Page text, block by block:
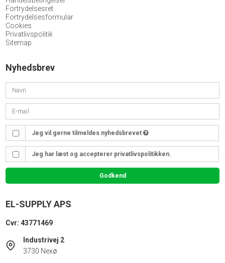
Fortrydelsesret
Fortrydelsesformular
Cookies
Privatlivspolitik
Sitemap
Nyhedsbrev
Jeg vil gerne tilmeldes nyhedsbrevet
Jeg har læst og accepterer privatlivspolitikken.
Godkend
EL-SUPPLY APS
Cvr: 43771469
Industrivej 2
3730 Nexø